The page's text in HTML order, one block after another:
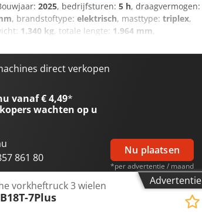
2025, bedrijfsturen: 5 h, draagvermogen:
, brandstoftype: elektrisch, masttype: triplex,
1.340 kg, totale lengte: 1.964 mm,
Laadcentrum: 600 Vorkbreedte: 560 mm
voorbanden: polyurethaan Conditie van de
Conditie van de achterbanden: 80 - 100%
ion Bouwjaar batterij: 2025 Batterijstatus: 80 -
Aewi Acgeiref Onderhoudsvrije lithium-
direct verkopen
vanaf € 4,49*
wachten op u
861 80
Nu plaatsen
*per advertentie / maand
Advertentie
vorkheftruck 3 wielen
B18T-7Plus